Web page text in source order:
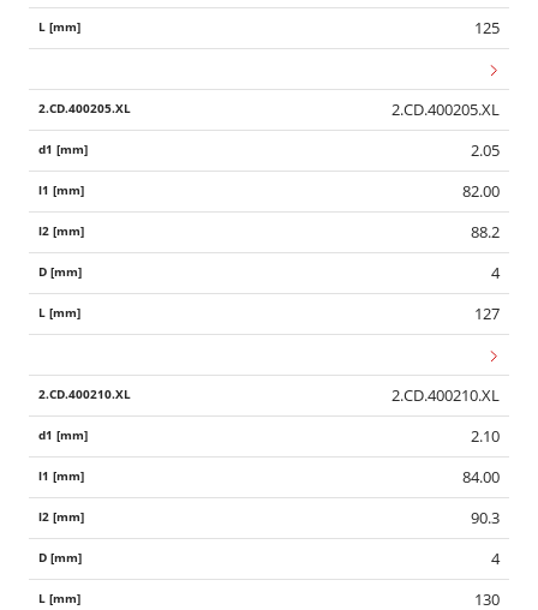
125
2.CD.400205.XL
2.05
82.00
88.2
4
127
2.CD.400210.XL
2.10
84.00
90.3
4
130